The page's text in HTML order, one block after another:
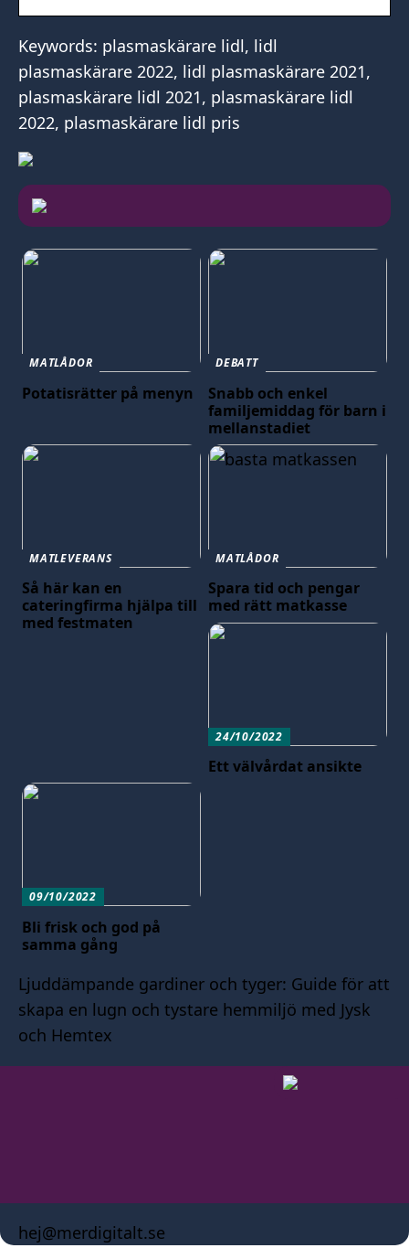
Keywords: plasmaskärare lidl, lidl
plasmaskärare 2022, lidl plasmaskärare 2021,
plasmaskärare lidl 2021, plasmaskärare lidl
2022, plasmaskärare lidl pris
MATLÅDOR
Potatisrätter på menyn
DEBATT
Snabb och enkel
familjemiddag för barn i
mellanstadiet
MATLEVERANS
Så här kan en
cateringfirma hjälpa till
med festmaten
MATLÅDOR
Spara tid och pengar
med rätt matkasse
24/10/2022
Ett välvårdat ansikte
09/10/2022
Bli frisk och god på
samma gång
Ljuddämpande gardiner och tyger: Guide för att
skapa en lugn och tystare hemmiljö med Jysk
och Hemtex
hej@merdigitalt.se